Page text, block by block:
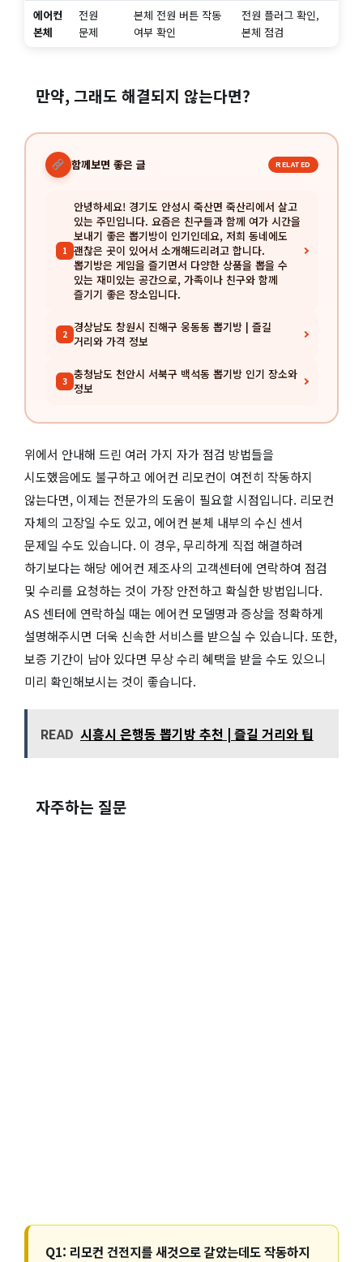
에어컨
본체
전원
문제
본체 전원 버튼 작동
여부 확인
전원 플러그 확인,
본체 점검
만약, 그래도 해결되지 않는다면?
함께보면 좋은 글 RELATED
1
안녕하세요! 경기도 안성시 죽산면 죽산리에서 살고
있는 주민입니다. 요즘은 친구들과 함께 여가 시간을
보내기 좋은 뽑기방이 인기인데요, 저희 동네에도
괜찮은 곳이 있어서 소개해드리려고 합니다.
뽑기방은 게임을 즐기면서 다양한 상품을 뽑을 수
있는 재미있는 공간으로, 가족이나 친구와 함께
즐기기 좋은 장소입니다.
2 경상남도 창원시 진해구 웅동동 뽑기방 | 즐길
거리와 가격 정보
3 충청남도 천안시 서북구 백석동 뽑기방 인기 장소와
정보
위에서 안내해 드린 여러 가지 자가 점검 방법들을
시도했음에도 불구하고 에어컨 리모컨이 여전히 작동하지
않는다면, 이제는 전문가의 도움이 필요할 시점입니다. 리모컨
자체의 고장일 수도 있고, 에어컨 본체 내부의 수신 센서
문제일 수도 있습니다. 이 경우, 무리하게 직접 해결하려
하기보다는 해당 에어컨 제조사의 고객센터에 연락하여 점검
및 수리를 요청하는 것이 가장 안전하고 확실한 방법입니다.
AS 센터에 연락하실 때는 에어컨 모델명과 증상을 정확하게
설명해주시면 더욱 신속한 서비스를 받으실 수 있습니다. 또한,
보증 기간이 남아 있다면 무상 수리 혜택을 받을 수도 있으니
미리 확인해보시는 것이 좋습니다.
READ 시흥시 은행동 뽑기방 추천 | 즐길 거리와 팁
자주하는 질문
Q1: 리모컨 건전지를 새것으로 갈았는데도 작동하지